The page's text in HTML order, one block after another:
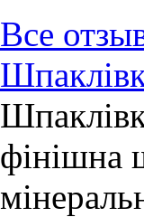
Все
фінішна